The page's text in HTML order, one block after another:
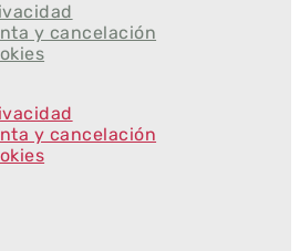
y cancelación
y cancelación